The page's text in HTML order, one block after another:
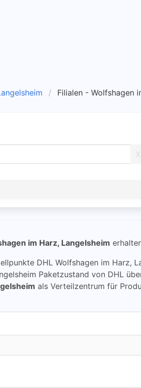
Filialen - Wolfshagen
X
im Harz, Langelsheim
DHL Wolfshagen im Harz,
Paketzustand von DHL
als Verteilzentrum für